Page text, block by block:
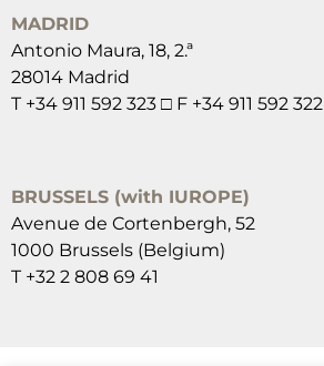
MADRID
Antonio Maura, 18, 2.ª
28014 Madrid
T +34 911 592 323 □ F +34 911 592 322
BRUSSELS (with IUROPE)
Avenue de Cortenbergh, 52
1000 Brussels (Belgium)
T +32 2 808 69 41